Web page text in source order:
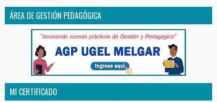
ÁREA DE GESTIÓN PEDAGÓGICA
MI CERTIFICADO